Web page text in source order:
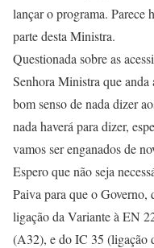
lançar o programa. Parece
parte desta Ministra.
Questionada sobre as
Senhora Ministra que
bom senso de nada dizer
nada haverá para dizer,
vamos ser enganados de
Espero que não seja
Paiva para que o Governo,
ligação da Variante à EN
(A32), e do IC 35 (ligação